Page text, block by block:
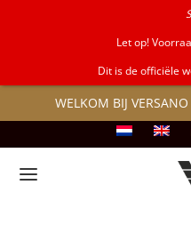
WELKOM BIJ
Let op!
Dit is de officiële